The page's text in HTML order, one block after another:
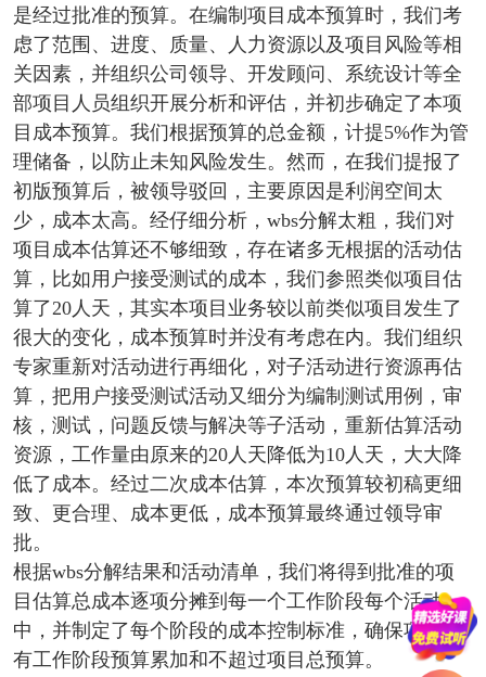
是经过批准的预算。在编制项目成本预算时，我们考
虑了范围、进度、质量、人力资源以及项目风险等相
关因素，并组织公司领导、开发顾问、系统设计等全
部项目人员组织开展分析和评估，并初步确定了本项
目成本预算。我们根据预算的总金额，计提5%作为管
理储备，以防止未知风险发生。然而，在我们提报了
初版预算后，被领导驳回，主要原因是利润空间太
少，成本太高。经仔细分析，wbs分解太粗，我们对
项目成本估算还不够细致，存在诸多无根据的活动估
算，比如用户接受测试的成本，我们参照类似项目估
算了20人天，其实本项目业务较以前类似项目发生了
很大的变化，成本预算时并没有考虑在内。我们组织
专家重新对活动进行再细化，对子活动进行资源再估
算，把用户接受测试活动又细分为编制测试用例，审
核，测试，问题反馈与解决等子活动，重新估算活动
资源，工作量由原来的20人天降低为10人天，大大降
低了成本。经过二次成本估算，本次预算较初稿更细
致、更合理、成本更低，成本预算最终通过领导审
批。
根据wbs分解结果和活动清单，我们将得到批准的项
目估算总成本逐项分摊到每一个工作阶段每个活动
中，并制定了每个阶段的成本控制标准，确保项目所
有工作阶段预算累加和不超过项目总预算。